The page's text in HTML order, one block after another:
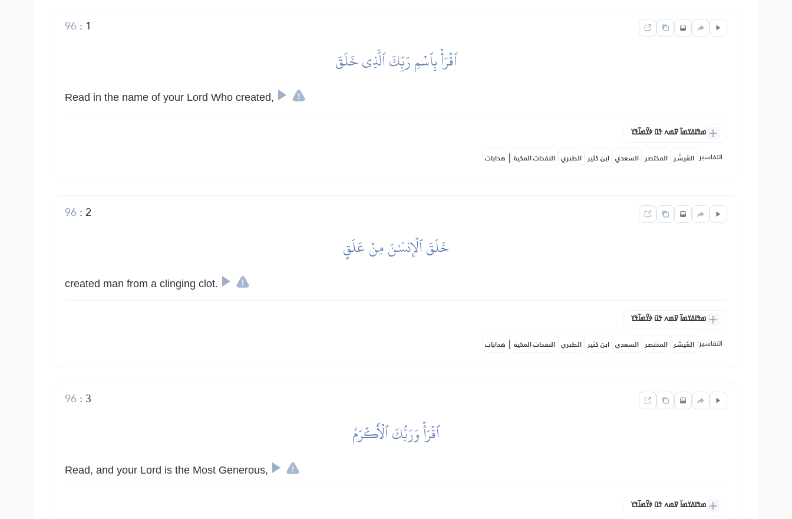
1
:
96
ٱقۡرَأۡ بِٱسۡمِ رَبِّكَ ٱلَّذِي خَلَقَ
Read in the name of your Lord Who created,
ߘߟߊߡߌߘߊ߫ ߜߘߍ ߟߎ߫ ߦߌ߬ߘߊ߬ߟߌ
التفاسير: المُيسَّر المختصر السعدي ابن كثير الطبري النفحات المكية | هدايات
2
:
96
خَلَقَ ٱلۡإِنسَٰنَ مِنۡ عَلَقٍ
created man from a clinging clot.
ߘߟߊߡߌߘߊ߫ ߜߘߍ ߟߎ߫ ߦߌ߬ߘߊ߬ߟߌ
التفاسير: المُيسَّر المختصر السعدي ابن كثير الطبري النفحات المكية | هدايات
3
:
96
ٱقۡرَأۡ وَرَبُّكَ ٱلۡأَكۡرَمُ
Read, and your Lord is the Most Generous,
ߘߟߊߡߌߘߊ߫ ߜߘߍ ߟߎ߫ ߦߌ߬ߘߊ߬ߟߌ